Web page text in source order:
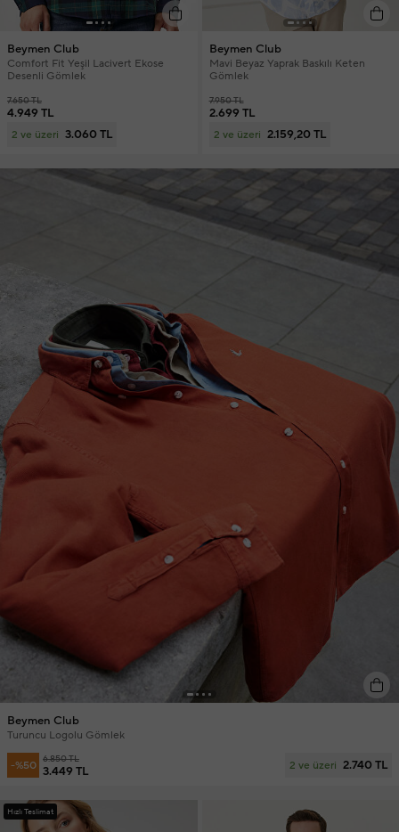
Beymen Club
Comfort Fit Yeşil Lacivert Ekose
Desenli Gömlek
7.650 TL
4.949 TL
2 ve üzeri 3.060 TL
Beymen Club
Mavi Beyaz Yaprak Baskılı Keten
Gömlek
7.950 TL
2.699 TL
2 ve üzeri 2.159,20 TL
Beymen Club
Turuncu Logolu Gömlek
-%50 6.850 TL
3.449 TL 2 ve üzeri 2.740 TL
Hızlı Teslimat